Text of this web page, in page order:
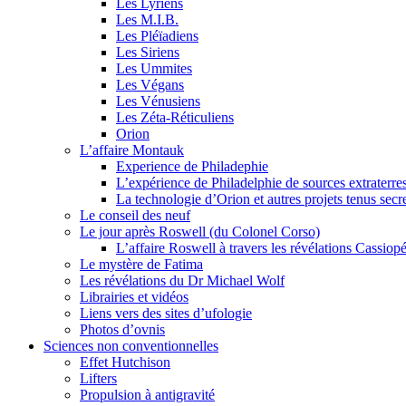
Les M.I.B.
Les Pléïadiens
Les Siriens
Les Ummites
Les Végans
Les Vénusiens
Les Zéta-Réticuliens
Orion
L’affaire Montauk
Experience de Philadephie
L’expérience de Philadelphie de sources
La technologie d’Orion et autres projets tenus
Le conseil des neuf
Le jour après Roswell (du Colonel Corso)
L’affaire Roswell à travers les révélations
Le mystère de Fatima
Les révélations du Dr Michael Wolf
Librairies et vidéos
Liens vers des sites d’ufologie
Photos d’ovnis
Sciences non conventionnelles
Effet Hutchison
Lifters
Propulsion à antigravité